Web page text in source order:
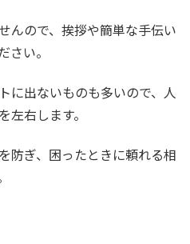
んので、挨拶や簡単な手伝い
さい。
に出ないものも多いので、人
左右します。
防ぎ、困ったときに頼れる相